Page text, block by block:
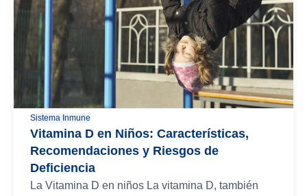
Sistema Inmune
Vitamina D en Niños: Características,
Recomendaciones y Riesgos de
Deficiencia
La Vitamina D en niños La vitamina D, también